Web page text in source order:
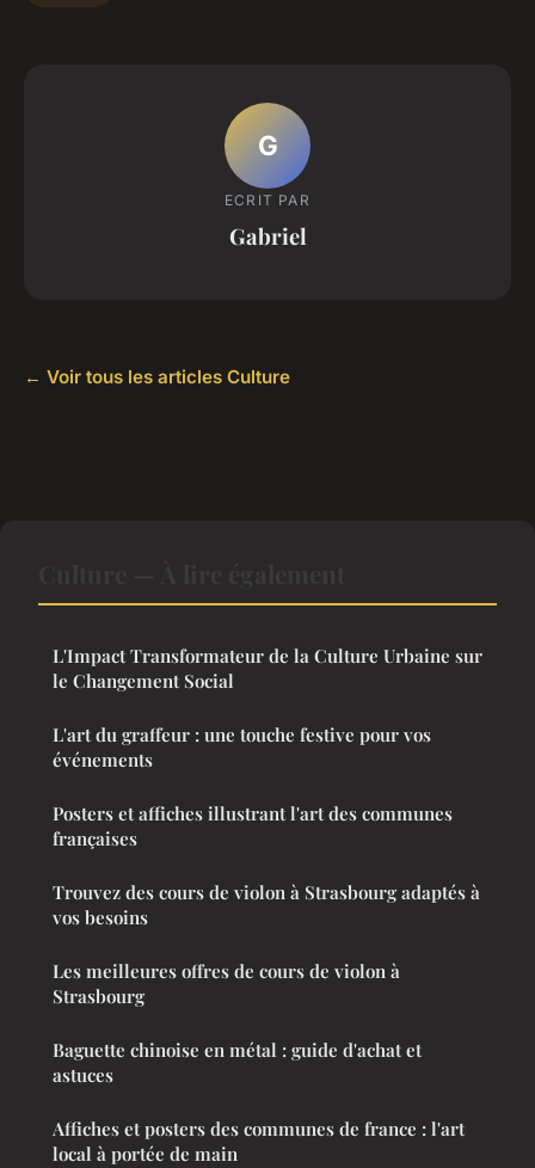
G
ECRIT PAR
Gabriel
← Voir tous les articles Culture
L'Impact Transformateur de la Culture Urbaine sur
le Changement Social
L'art du graffeur : une touche festive pour vos
événements
Posters et affiches illustrant l'art des communes
françaises
Trouvez des cours de violon à Strasbourg adaptés à
vos besoins
Les meilleures offres de cours de violon à
Strasbourg
Baguette chinoise en métal : guide d'achat et
astuces
Affiches et posters des communes de france : l'art
local à portée de main